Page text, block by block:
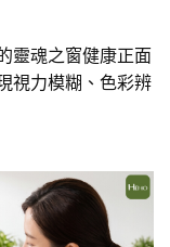
靈魂之窗健康正面
視力模糊、色彩辨